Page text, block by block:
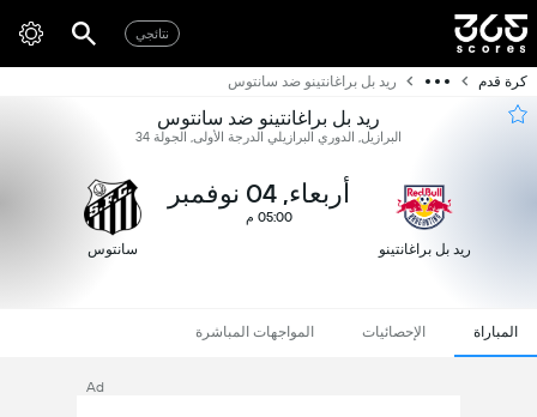
نتائجي
كرة قدم ريد بل براغانتينو ضد سانتوس
ريد بل براغانتينو ضد سانتوس
البرازيل, الدوري البرازيلي الدرجة الأولى, الجولة 34
ريد بل براغانتينو
أربعاء, 04 نوفمبر
05:00 م
سانتوس
المباراة الإحصائيات المواجهات المباشرة
Ad